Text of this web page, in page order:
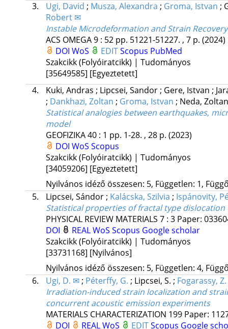
3.
Ugi, David ; Musza, Alexandra ; Groma, Istvan ;
Robert ✉
Instable Microdeformation and Strain
ACS OMEGA9: 52 pp. 51221-51227. , 7 p. (2024)
DOI WoS EDITScopus PubMed
Szakcikk (Folyóiratcikk) | Tudományos
[35649585] [Egyeztetett]
4.
Kuki, Andras ; Lipcsei, Sandor; Gere, Istvan ;
; Dankhazi, Zoltan ; Groma, Istvan ; Neda,
Statistical analogies between earthquakes,
model
GEOFIZIKA40: 1 pp. 1-28. , 28 p. (2023)
DOI WoS Scopus
Szakcikk (Folyóiratcikk) | Tudományos
[34059206] [Egyeztetett]
Nyilvános idéző összesen: 5, Független: 1,
5.
Lipcsei, Sándor; Kalácska, Szilvia ; Ispánovity,
Statistical properties of fractal type
PHYSICAL REVIEW MATERIALS 7: 3 Paper:
DOI
REALWoS Scopus Google scholar
Szakcikk (Folyóiratcikk) | Tudományos
[33731168] [Nyilvános]
Nyilvános idéző összesen: 5, Független: 4,
6.
Ugi, D. ✉; Péterffy, G. ; Lipcsei, S. ; Fogarassy, Z.
Irradiation-induced strain localization and
concurrent acoustic emission experiments
MATERIALS CHARACTERIZATION 199 Paper:
DOI
REALWoS EDITScopus Google